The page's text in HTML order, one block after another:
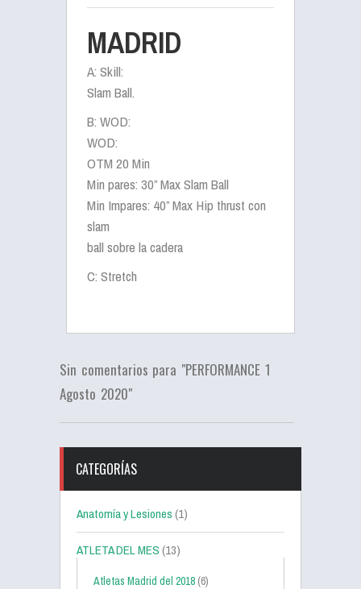
MADRID
A: Skill:
Slam Ball.
B: WOD:
WOD:
OTM 20 Min
Min pares: 30” Max Slam Ball
Min Impares: 40” Max Hip thrust con
slam
ball sobre la cadera
C: Stretch
Sin comentarios para "PERFORMANCE 1
Agosto 2020"
CATEGORÍAS
Anatomía y Lesiones(1)
ATLETA DEL MES(13)
Atletas Madrid del 2018 (6)